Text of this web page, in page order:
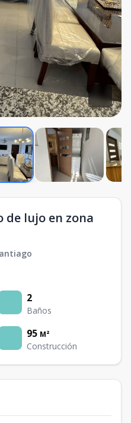
lujo en zona
2
Baños
95 M²
Construcción